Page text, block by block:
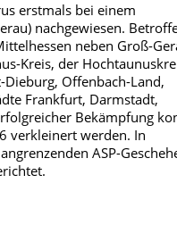
erstmals bei einem
nachgewiesen.
neben Groß-
Kreis, der
Dieburg, Offenbach-Land,
Frankfurt, Darmstadt,
Bekämpfung
verkleinert werden. In
ASP-